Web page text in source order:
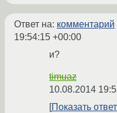
Ответ на: комментарий
19:54:15 +00:00
и?
timuaz
10.08.2014
Показать ответ